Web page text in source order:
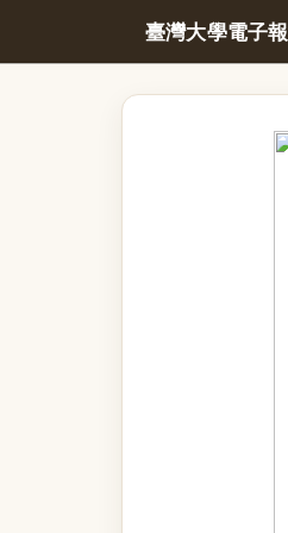
臺灣大學電子報